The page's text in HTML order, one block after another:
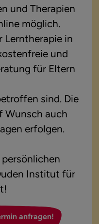
und Therapien
möglich.
Lerntherapie in
und
für Eltern
sind. Die
Wunsch auch
erfolgen.
Institut für
anfragen!